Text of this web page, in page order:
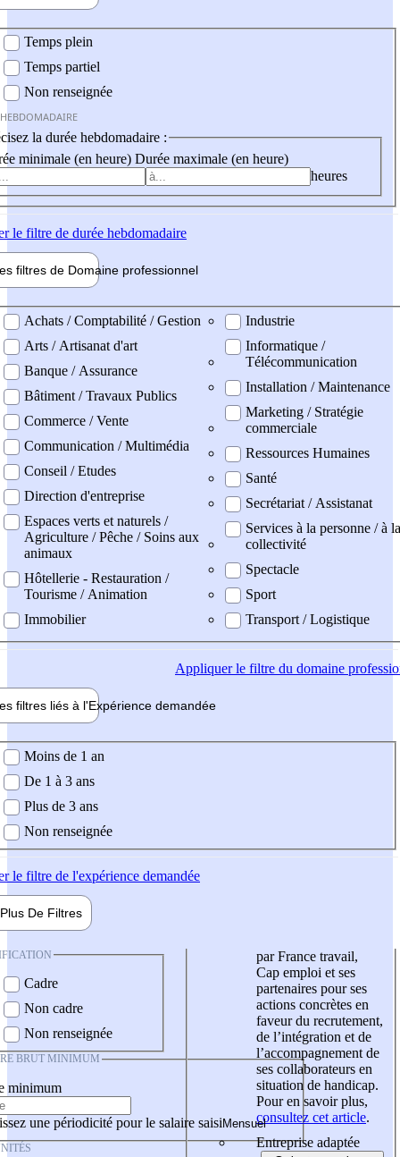
Temps plein
Temps partiel
Non renseignée
la durée hebdomadaire :
minimale (en heure) Durée maximale (en heure)
heures
le filtre de durée hebdomadaire
filtres de Domaine professionnel
professionel
Achats / Comptabilité / Gestion
Arts / Artisanat d'art
Banque / Assurance
Bâtiment / Travaux Publics
Commerce / Vente
Communication / Multimédia
Conseil / Etudes
Direction d'entreprise
Espaces verts et naturels /
Agriculture / Pêche / Soins aux
animaux
Hôtellerie - Restauration /
Tourisme / Animation
Immobilier
Industrie
Informatique /
Télécommunication
Installation / Maintenance
Marketing / Stratégie
commerciale
Ressources Humaines
Santé
Secrétariat / Assistanat
Services à la personne / à la
collectivité
Spectacle
Sport
Transport / Logistique
Appliquerle filtre du domaine
filtres liés à l'Expérience demandée
demandée
Moins de 1 an
De 1 à 3 ans
Plus de 3 ans
Non renseignée
le filtre de l'expérience demandée
Plus De Filtres
Cadre
Non cadre
Non renseignée
BRUT MINIMUM
minimum
une périodicité pour le salaire saisi
par France travail,
Cap emploi et ses
partenaires pour ses
actions concrètes en
faveur du recrutement,
de l’intégration et de
l’accompagnement de
ses collaborateurs en
situation de handicap.
Pour en savoir plus,
consultez cet article.
Entreprise adaptée